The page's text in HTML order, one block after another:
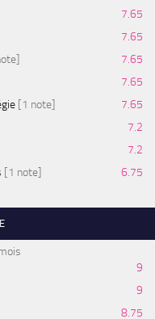
7.65
7.65
7.65
7.65
[1 note]
7.65
7.2
7.2
[1 note] 6.75
9
9
8.75